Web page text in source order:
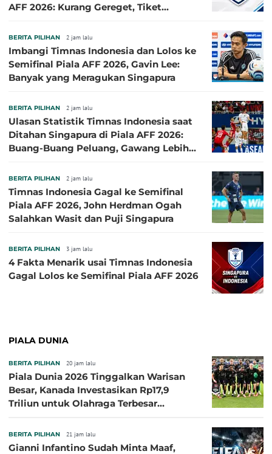
AFF 2026: Kurang Gereget, Tiket
BERITA PILIHAN 2 jam lalu
Imbangi Timnas Indonesia dan Lolos ke
Semifinal Piala AFF 2026, Gavin Lee:
Banyak yang Meragukan Singapura
BERITA PILIHAN 2 jam lalu
Ulasan Statistik Timnas Indonesia saat
Ditahan Singapura di Piala AFF 2026:
Buang-Buang Peluang, Gawang Lebih
BERITA PILIHAN 2 jam lalu
Timnas Indonesia Gagal ke Semifinal
Piala AFF 2026, John Herdman Ogah
Salahkan Wasit dan Puji Singapura
BERITA PILIHAN 3 jam lalu
4 Fakta Menarik usai Timnas Indonesia
Gagal Lolos ke Semifinal Piala AFF 2026
PIALA DUNIA
BERITA PILIHAN 20 jam lalu
Piala Dunia 2026 Tinggalkan Warisan
Besar, Kanada Investasikan Rp17,9
Triliun untuk Olahraga Terbesar
BERITA PILIHAN 21 jam lalu
Gianni Infantino Sudah Minta Maaf,